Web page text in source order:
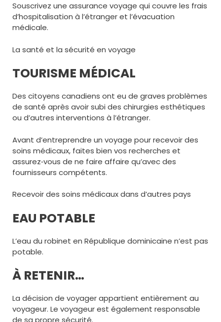
Souscrivez une assurance voyage qui couvre les frais
d’hospitalisation à l’étranger et l’évacuation
médicale.
La santé et la sécurité en voyage
TOURISME MÉDICAL
Des citoyens canadiens ont eu de graves problèmes
de santé après avoir subi des chirurgies esthétiques
ou d’autres interventions à l’étranger.
Avant d’entreprendre un voyage pour recevoir des
soins médicaux, faites bien vos recherches et
assurez‑vous de ne faire affaire qu’avec des
fournisseurs compétents.
Recevoir des soins médicaux dans d’autres pays
EAU POTABLE
L’eau du robinet en République dominicaine n’est pas
potable.
À RETENIR…
La décision de voyager appartient entièrement au
voyageur. Le voyageur est également responsable
de sa propre sécurité.